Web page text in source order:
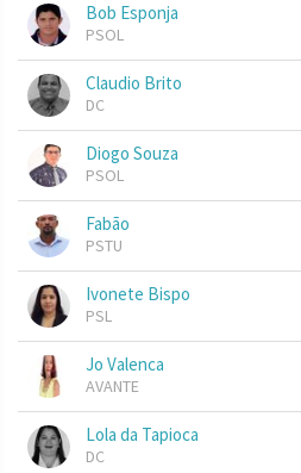
Bob Esponja
PSOL
Claudio Brito
DC
Diogo Souza
PSOL
Fabão
PSTU
Ivonete Bispo
PSL
Jo Valenca
AVANTE
Lola da Tapioca
DC